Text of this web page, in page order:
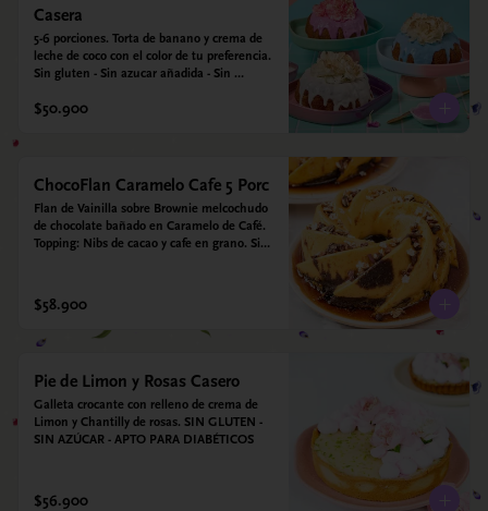
Casera
5-6 porciones. Torta de banano y crema de
leche de coco con el color de tu preferencia.
Sin gluten - Sin azucar añadida - Sin
Lacteos
$50.900
ChocoFlan Caramelo Cafe 5 Porc
Flan de Vainilla sobre Brownie melcochudo
de chocolate bañado en Caramelo de Café.
Topping: Nibs de cacao y cafe en grano. Sin
$58.900
Pie de Limon y Rosas Casero
Galleta crocante con relleno de crema de
Limon y Chantilly de rosas. SIN GLUTEN -
SIN AZÚCAR - APTO PARA DIABÉTICOS
$56.900